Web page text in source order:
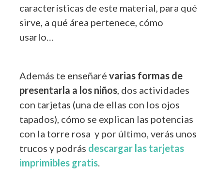
características de este material, para qué
sirve, a qué área pertenece, cómo
usarlo…
Además te enseñaré varias formas de
presentarla a los niños, dos actividades
con tarjetas (una de ellas con los ojos
tapados), cómo se explican las potencias
con la torre rosa y por último, verás unos
trucos y podrás descargar las tarjetas
imprimibles gratis.